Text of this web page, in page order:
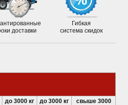
доставки
Гибкая
система скидок
до 3000 кг до 3000 кг
свыше 3000